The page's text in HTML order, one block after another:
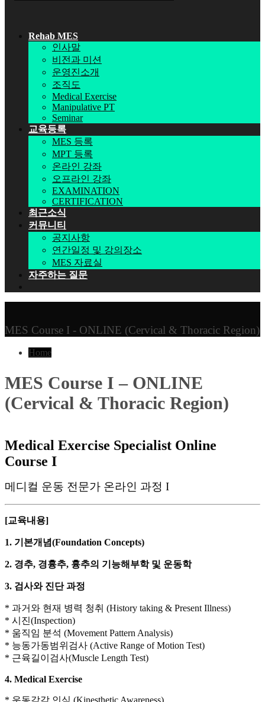
Rehab MES
인사말
비전과 미션
운영진소개
조직도
Medical Exercise
Manipulative PT
Seminar
교육등록
MES 등록
MPT 등록
온라인 강좌
오프라인 강좌
EXAMINATION
CERTIFICATION
최근소식
커뮤니티
공지사항
연간일정 및 강의장소
MES 자료실
자주하는 질문
MES Course I - ONLINE (Cervical & Thoracic Region)
Home
MES Course I – ONLINE
(Cervical & Thoracic Region)
Medical Exercise Specialist Online
Course I
메디컬 운동 전문가 온라인 과정 I
[교육내용]
1. 기본개념(Foundation Concepts)
2. 경추, 경흉추, 흉추의 기능해부학 및 운동학
3. 검사와 진단 과정
* 과거와 현재 병력 청취 (History taking & Present Illness)
* 시진(Inspection)
* 움직임 분석 (Movement Pattern Analysis)
* 능동가동범위검사 (Active Range of Motion Test)
* 근육길이검사(Muscle Length Test)
4. Medical Exercise
* 운동감각 인식 (Kinesthetic Awareness)